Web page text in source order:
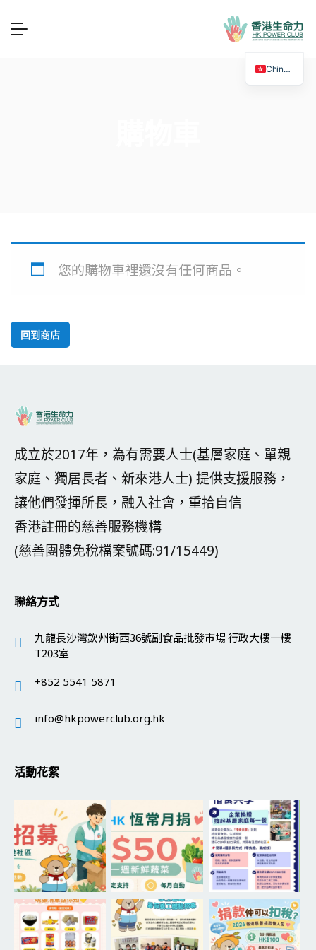
您的購物車裡還沒有任何商品。
回到商店
成立於2017年，為有需要人士(基層家庭、單親
家庭、獨居長者、新來港人士) 提供支援服務，
讓他們發揮所長，融入社會，重拾自信
香港註冊的慈善服務機構
(慈善團體免稅檔案號碼:91/15449)
聯絡方式
九龍長沙灣欽州街西36號副食品批發市場 行政大樓一樓
T203室
+852 5541 5871
info@hkpowerclub.org.hk
活動花絮
Chinese